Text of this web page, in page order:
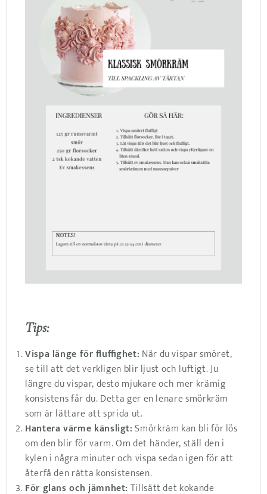
Tips:
Vispa länge för fluffighet: När du vispar smöret,
se till att det verkligen blir ljust och luftigt. Ju
längre du vispar, desto mjukare och mer krämig
konsistens får du. Detta ger en lenare smörkräm
som är lättare att sprida ut.
Hantera värme känsligt:Smörkräm kan bli för lös
om den blir för varm. Om det händer, ställ den i
kylen i några minuter och vispa sedan igen för att
återfå den rätta konsistensen.
För glans och jämnhet: Tillsätt det kokande